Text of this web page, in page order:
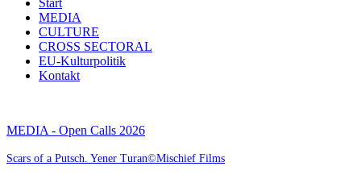
Start
MEDIA
CULTURE
CROSS SECTORAL
EU-Kulturpolitik
Kontakt
MEDIA - Open Calls 2026
Scars of a Putsch. Yener Turan©Mischief Films